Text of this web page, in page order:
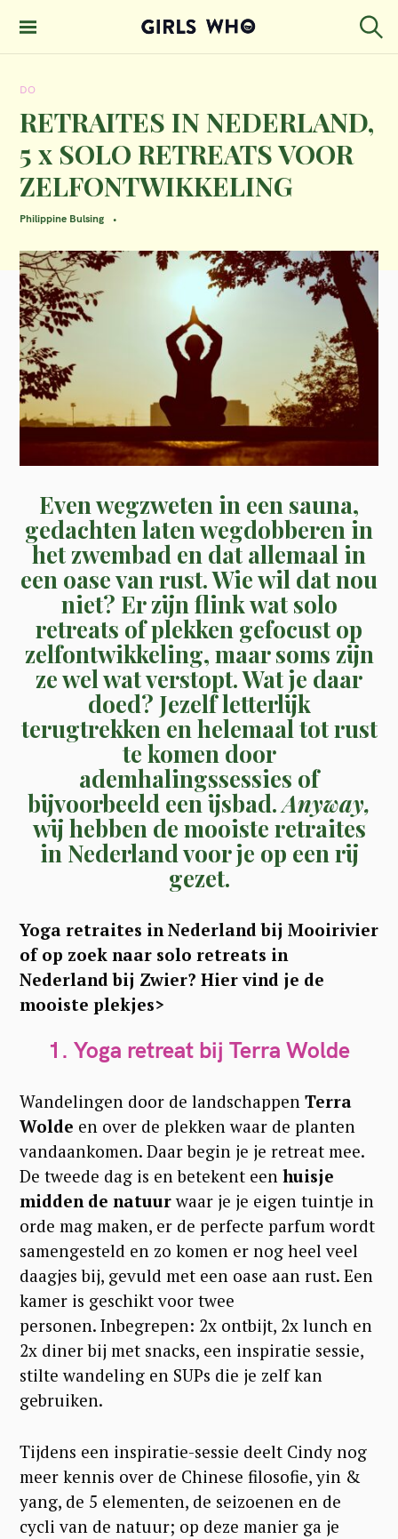
GIRLS WHO
h
DO
RETRAITES IN NEDERLAND,
5 x SOLO RETREATS VOOR
ZELFONTWIKKELING
Philippine Bulsing
Even wegzweten in een sauna,
gedachten laten wegdobberen in
het zwembad en dat allemaal in
een oase van rust. Wie wil dat nou
niet? Er zijn flink wat solo
retreats of plekken gefocust op
zelfontwikkeling, maar soms zijn
ze wel wat verstopt. Wat je daar
doed? Jezelf letterlijk
terugtrekken en helemaal tot rust
te komen door
ademhalingssessies of
bijvoorbeeld een ijsbad.Anyway,
wij hebben de mooiste retraites
in Nederland voor je op een rij
gezet.
Yoga retraites in Nederland bij Mooirivier
of op zoek naar solo retreats in
Nederland bij Zwier? Hier vind je de
mooiste plekjes>
1. Yoga retreat bij Terra Wolde
Wandelingen door de landschappen Terra
Wolde en over de plekken waar de planten
vandaankomen. Daar begin je je retreat mee.
De tweede dag is en betekent een huisje
midden de natuurwaar je je eigen tuintje in
orde mag maken, er de perfecte parfum wordt
samengesteld en zo komen er nog heel veel
daagjes bij, gevuld met een oase aan rust. Een
kamer is geschikt voor twee
personen. Inbegrepen: 2x ontbijt, 2x lunch en
2x diner bij met snacks, een inspiratie sessie,
stilte wandeling en SUPs die je zelf kan
gebruiken.
Tijdens een inspiratie-sessie deelt Cindy nog
meer kennis over de Chinese filosofie, yin &
yang, de 5 elementen, de seizoenen en de
cycli van de natuur; op deze manier ga je